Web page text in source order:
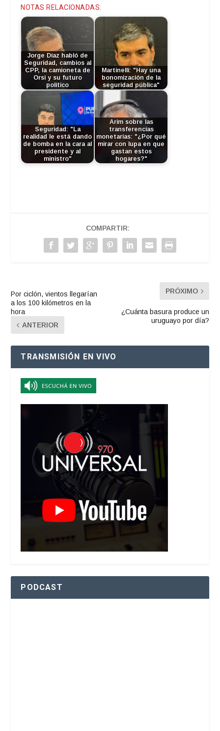
NOTAS RELACIONADAS:
Jorge Díaz habló de
Seguridad, cambios al
CPP, la camioneta de
Orsi y su futuro
político
Martinelli: "Hay una
bonomización de la
seguridad pública"
Seguridad: "La
realidad le está dando
de bomba en la cara al
presidente y al
ministro"
Arim sobre las
transferencias
monetarias: "¿Por qué
mirar con lupa en que
gastan estos
hogares?"
COMPARTIR:
Por ciclón, vientos llegarían
a los 100 kilómetros en la
hora
ANTERIOR
PRÓXIMO
¿Cuánta basura produce un
uruguayo por día?
TRANSMISIÓN EN VIVO
PODCAST